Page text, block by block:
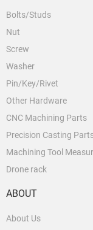
Bolts/Studs
Nut
Screw
Washer
Pin/Key/Rivet
Other Hardware
CNC Machining Parts
Precision Casting
Machining Tool
Drone rack
ABOUT
About Us